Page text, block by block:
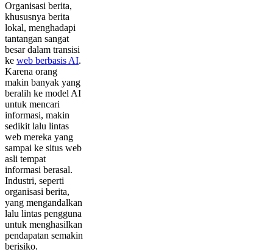
Organisasi berita,
khususnya berita
lokal, menghadapi
tantangan sangat
besar dalam transisi
ke web berbasis AI.
Karena orang
makin banyak yang
beralih ke model AI
untuk mencari
informasi, makin
sedikit lalu lintas
web mereka yang
sampai ke situs web
asli tempat
informasi berasal.
Industri, seperti
organisasi berita,
yang mengandalkan
lalu lintas pengguna
untuk menghasilkan
pendapatan semakin
berisiko.